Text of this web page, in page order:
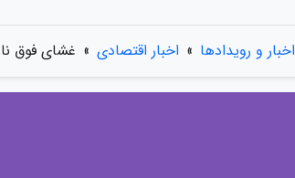
اخبار و رویدادها » اخبار اقتصادی » غشای فوق نازکی که 100 برابر